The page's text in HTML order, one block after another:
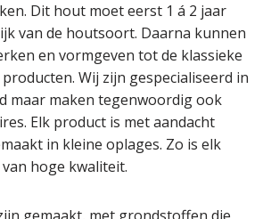
Dit hout moet eerst 1 á 2 jaar
van de houtsoort. Daarna kunnen
en vormgeven tot de klassieke
Wij zijn gespecialiseerd in
maar maken tegenwoordig ook
Elk product is met aandacht
in kleine oplages. Zo is elk
hoge kwaliteit.